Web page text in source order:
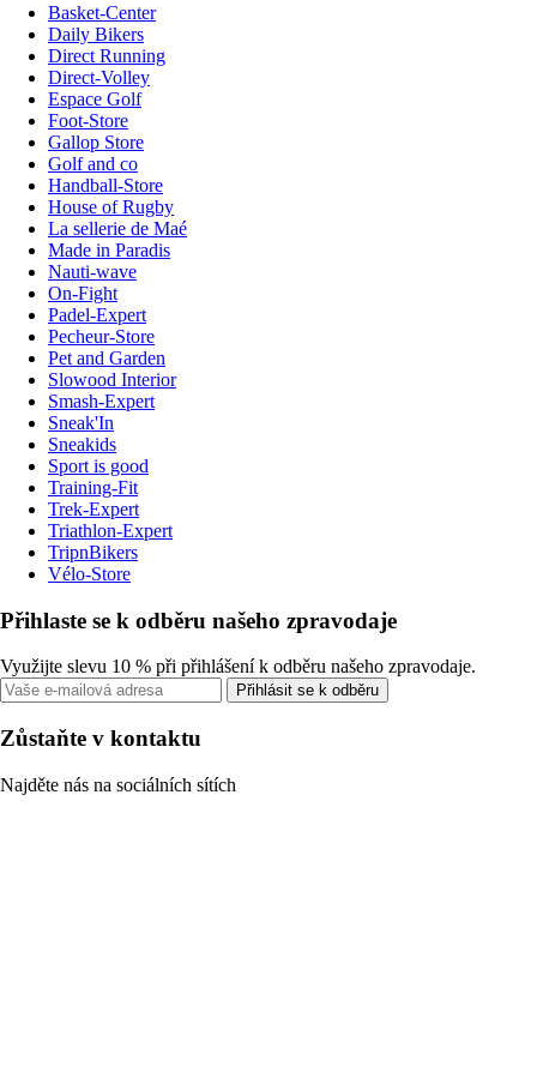
Basket-Center
Daily Bikers
Direct Running
Direct-Volley
Espace Golf
Foot-Store
Gallop Store
Golf and co
Handball-Store
House of Rugby
La sellerie de Maé
Made in Paradis
Nauti-wave
On-Fight
Padel-Expert
Pecheur-Store
Pet and Garden
Slowood Interior
Smash-Expert
Sneak'In
Sneakids
Sport is good
Training-Fit
Trek-Expert
Triathlon-Expert
TripnBikers
Vélo-Store
Přihlaste se k odběru našeho zpravodaje
Využijte slevu 10 % při přihlášení k odběru našeho zpravodaje.
Přihlásit se k odběru
Zůstaňte v kontaktu
Najděte nás na sociálních sítích